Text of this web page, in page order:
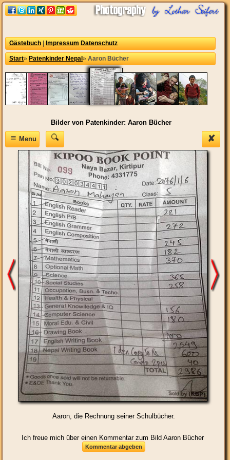
Gästebuch Impressum Datenschutz
Start» Patenkinder Nepal » Aaron Bücher
Bilder von Patenkinder: Aaron Bücher
✘
≡Menu
Aaron, die Rechnung seiner Schulbücher.
Ich freue mich über einen Kommentar zum Bild Aaron Bücher